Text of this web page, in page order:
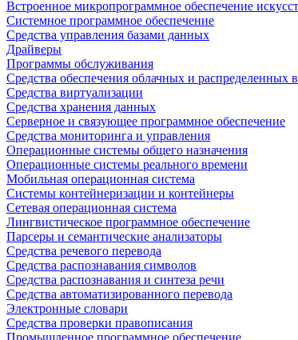
Встроенное микропрограммное обеспечение
Системное программное обеспечение
Средства управления базами данных
Драйверы
Программы обслуживания
Средства обеспечения облачных и распределенных
Средства виртуализации
Средства хранения данных
Серверное и связующее программное обеспечение
Средства мониторинга и управления
Операционные системы общего назначения
Операционные системы реального времени
Мобильная операционная система
Системы контейнеризации и контейнеры
Сетевая операционная система
Лингвистическое программное обеспечение
Парсеры и семантические анализаторы
Средства речевого перевода
Средства распознавания символов
Средства распознавания и синтеза речи
Средства автоматизированного перевода
Электронные словари
Средства проверки правописания
Промышленное программное обеспечение